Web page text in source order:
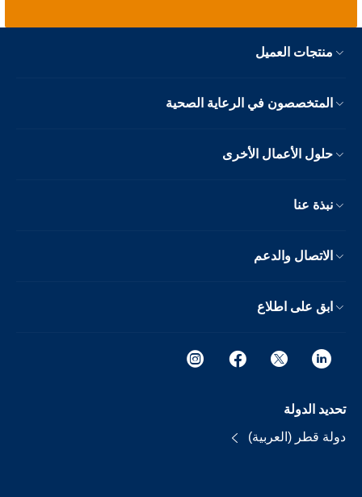
منتجات العميل
المتخصصون في الرعاية الصحية
حلول الأعمال الأخرى
نبذة عنا
الاتصال والدعم
ابق على اطلاع
تحديد الدولة
دولة قطر (العربية)